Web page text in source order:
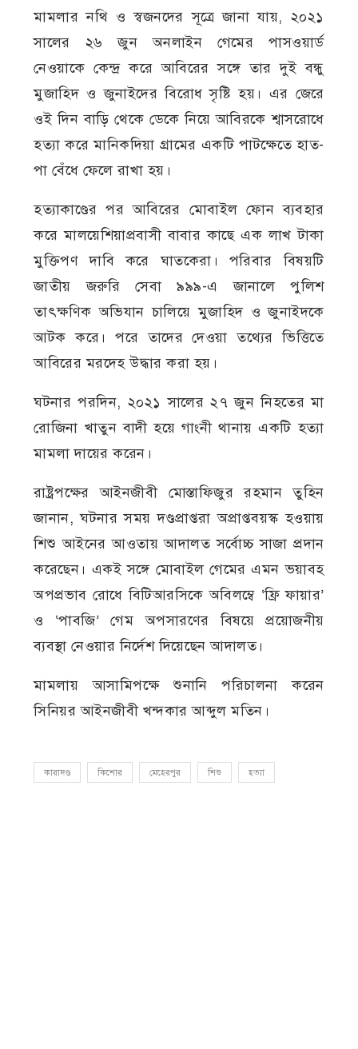
মামলার নথি ও স্বজনদের সূত্রে জানা যায়, ২০২১
সালের ২৬ জুন অনলাইন গেমের পাসওয়ার্ড
নেওয়াকে কেন্দ্র করে আবিরের সঙ্গে তার দুই বন্ধু
মুজাহিদ ও জুনাইদের বিরোধ সৃষ্টি হয়। এর জেরে
ওই দিন বাড়ি থেকে ডেকে নিয়ে আবিরকে শ্বাসরোধে
হত্যা করে মানিকদিয়া গ্রামের একটি পাটক্ষেতে হাত-
পা বেঁধে ফেলে রাখা হয়।
হত্যাকাণ্ডের পর আবিরের মোবাইল ফোন ব্যবহার
করে মালয়েশিয়াপ্রবাসী বাবার কাছে এক লাখ টাকা
মুক্তিপণ দাবি করে ঘাতকেরা। পরিবার বিষয়টি
জাতীয় জরুরি সেবা ৯৯৯-এ জানালে পুলিশ
তাৎক্ষণিক অভিযান চালিয়ে মুজাহিদ ও জুনাইদকে
আটক করে। পরে তাদের দেওয়া তথ্যের ভিত্তিতে
আবিরের মরদেহ উদ্ধার করা হয়।
ঘটনার পরদিন, ২০২১ সালের ২৭ জুন নিহতের মা
রোজিনা খাতুন বাদী হয়ে গাংনী থানায় একটি হত্যা
মামলা দায়ের করেন।
রাষ্ট্রপক্ষের আইনজীবী মোস্তাফিজুর রহমান তুহিন
জানান, ঘটনার সময় দণ্ডপ্রাপ্তরা অপ্রাপ্তবয়স্ক হওয়ায়
শিশু আইনের আওতায় আদালত সর্বোচ্চ সাজা প্রদান
করেছেন। একই সঙ্গে মোবাইল গেমের এমন ভয়াবহ
অপপ্রভাব রোধে বিটিআরসিকে অবিলম্বে ‘ফ্রি ফায়ার’
ও ‘পাবজি’ গেম অপসারণের বিষয়ে প্রয়োজনীয়
ব্যবস্থা নেওয়ার নির্দেশ দিয়েছেন আদালত।
মামলায় আসামিপক্ষে শুনানি পরিচালনা করেন
সিনিয়র আইনজীবী খন্দকার আব্দুল মতিন।
কারাদণ্ড কিশোর মেহেরপুর শিশু হত্যা